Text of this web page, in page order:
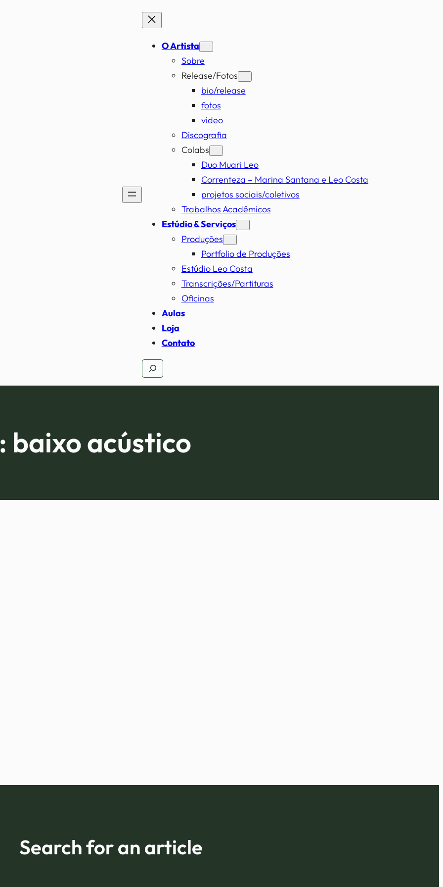
O Artista
Sobre
Release/Fotos
bio/release
fotos
video
Discografia
Colabs
Duo Muari Leo
Correnteza – Marina Santana e Leo Costa
projetos sociais/coletivos
Trabalhos Acadêmicos
Estúdio & Serviços
Produções
Portfolio de Produções
Estúdio Leo Costa
Transcrições/Partituras
Oficinas
Aulas
Loja
Contato
Pesquisar
baixo acústico
Search for an article